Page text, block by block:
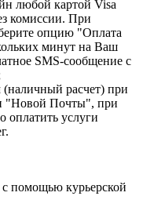
любой картой Visa
комиссии. При
опцию "Оплата
минут на Ваш
SMS-сообщение с
расчет) при
"Новой Почты", при
услуги
с помощью курьерской